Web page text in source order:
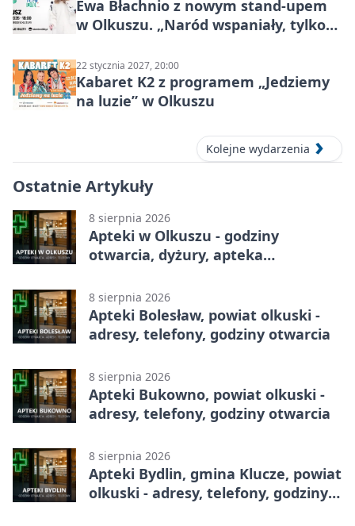
Ewa Błachnio z nowym stand-upem
w Olkuszu. „Naród wspaniały, tylko
22 stycznia 2027, 20:00
Kabaret K2 z programem „Jedziemy
na luzie” w Olkuszu
Kolejne wydarzenia
Ostatnie Artykuły
8 sierpnia 2026
Apteki w Olkuszu - godziny
otwarcia, dyżury, apteka
8 sierpnia 2026
Apteki Bolesław, powiat olkuski -
adresy, telefony, godziny otwarcia
8 sierpnia 2026
Apteki Bukowno, powiat olkuski -
adresy, telefony, godziny otwarcia
8 sierpnia 2026
Apteki Bydlin, gmina Klucze, powiat
olkuski - adresy, telefony, godziny